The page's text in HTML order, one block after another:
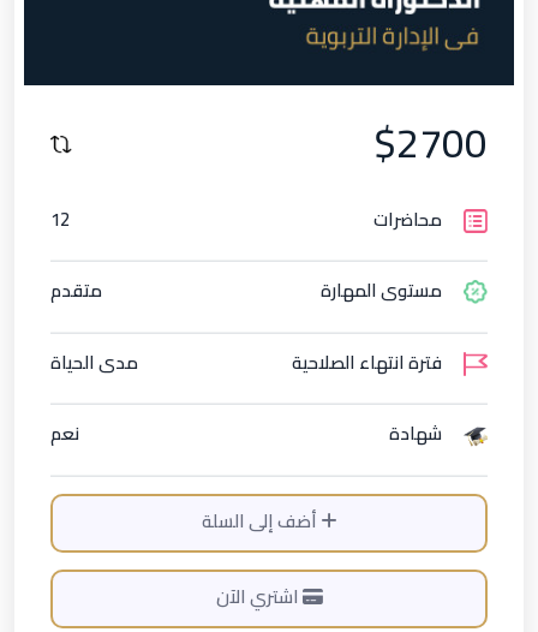
$2700
محاضرات 12
مستوى المهارة متقدم
فترة انتهاء الصلاحية مدى الحياة
شهادة نعم
أضف إلى السلة
اشتري الآن